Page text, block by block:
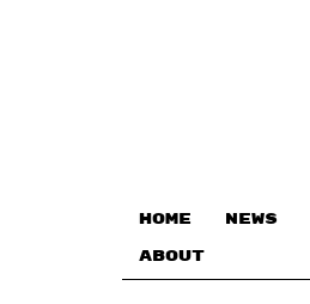
HOME NEWS
ABOUT